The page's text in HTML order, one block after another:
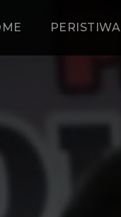
PERISTIWA